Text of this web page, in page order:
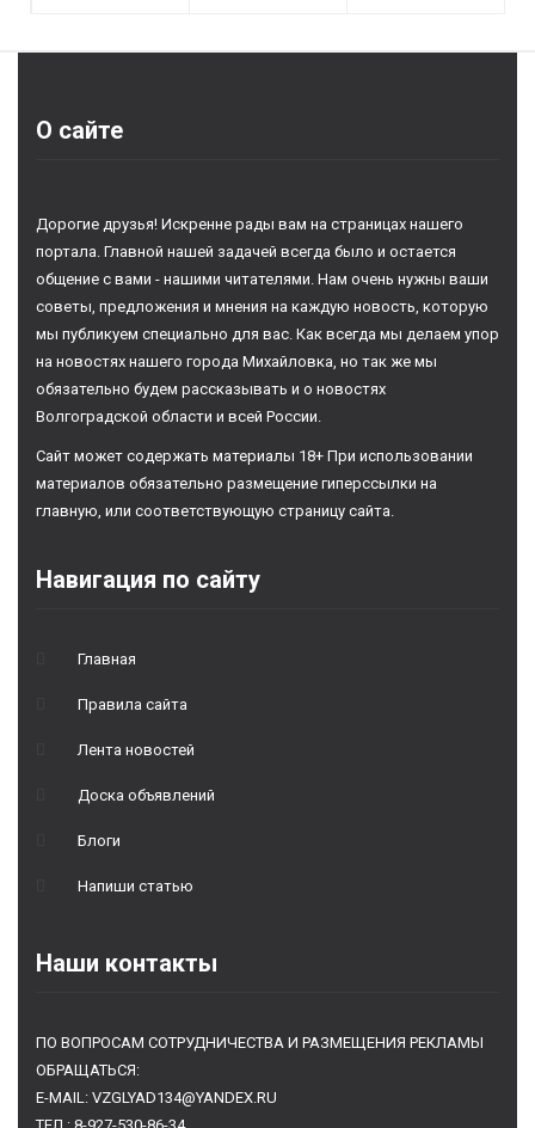
О сайте
Дорогие друзья! Искренне рады вам на страницах нашего
портала. Главной нашей задачей всегда было и остается
общение с вами - нашими читателями. Нам очень нужны ваши
советы, предложения и мнения на каждую новость, которую
мы публикуем специально для вас. Как всегда мы делаем упор
на новостях нашего города Михайловка, но так же мы
обязательно будем рассказывать и о новостях
Волгоградской области и всей России.
Сайт может содержать материалы 18+ При использовании
материалов обязательно размещение гиперссылки на
главную, или соответствующую страницу сайта.
Навигация по сайту
Главная
Правила сайта
Лента новостей
Доска объявлений
Блоги
Напиши статью
Наши контакты
ПО ВОПРОСАМ СОТРУДНИЧЕСТВА И РАЗМЕЩЕНИЯ РЕКЛАМЫ
ОБРАЩАТЬСЯ:
E-MAIL: VZGLYAD134@YANDEX.RU